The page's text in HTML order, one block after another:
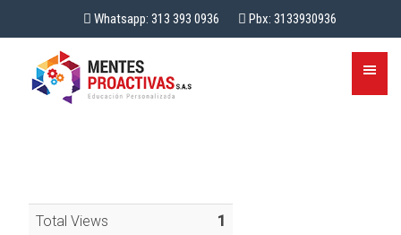
Whatsapp: 313 393 0936 Pbx: 3133930936
Total Views 1